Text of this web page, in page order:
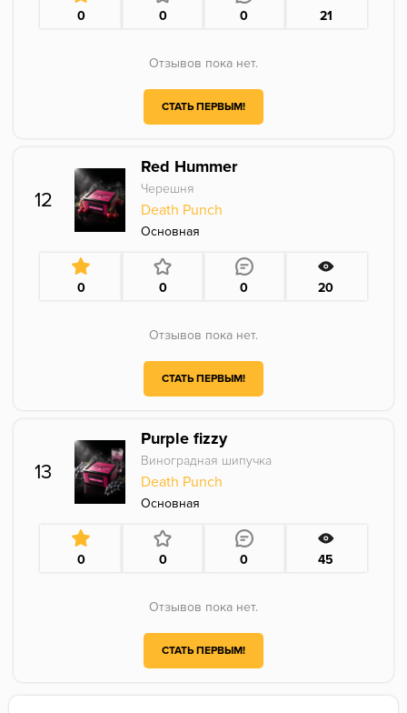
0 0 0 21
Отзывов пока нет.
СТАТЬ ПЕРВЫМ!
12
Red Hummer
Черешня
Death Punch
Основная
0 0 0 20
Отзывов пока нет.
СТАТЬ ПЕРВЫМ!
13
Purple fizzy
Виноградная шипучка
Death Punch
Основная
0 0 0 45
Отзывов пока нет.
СТАТЬ ПЕРВЫМ!